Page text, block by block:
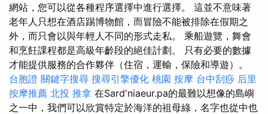
網站，您可以從各種程序選擇中進行選擇。 這並不意味著
老年人只想在酒店踢博物館，而冒險不能被排除在假期之
外，而只會以與年輕人不同的形式走私。 乘船遊覽，舞會
和烹飪課程都是高級年齡段的絕佳計劃。 只有必要的數據
才能提供服務的合作夥伴（住宿，運輸，保險和導遊）。
台胞證 關鍵字搜尋 搜尋引擎優化 桃園 按摩 台中刮痧 后里
按摩推薦 北投 推拿 在Sard'niaeur.pa的最難以想像的島嶼
之一中，我們可以欣賞特定於海洋的祖母綠，名字也從中也